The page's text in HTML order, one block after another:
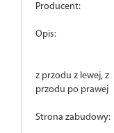
Producent:
Opis:
z przodu z lewej, z
przodu po prawej
Strona zabudowy: